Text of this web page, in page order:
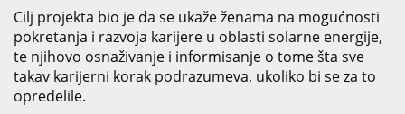
Cilj projekta bio je da se ukaže ženama na mogućnosti
pokretanja i razvoja karijere u oblasti solarne energije,
te njihovo osnaživanje i informisanje o tome šta sve
takav karijerni korak podrazumeva, ukoliko bi se za to
opredelile.